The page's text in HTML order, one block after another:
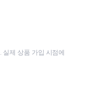
제 상품 가입 시점에